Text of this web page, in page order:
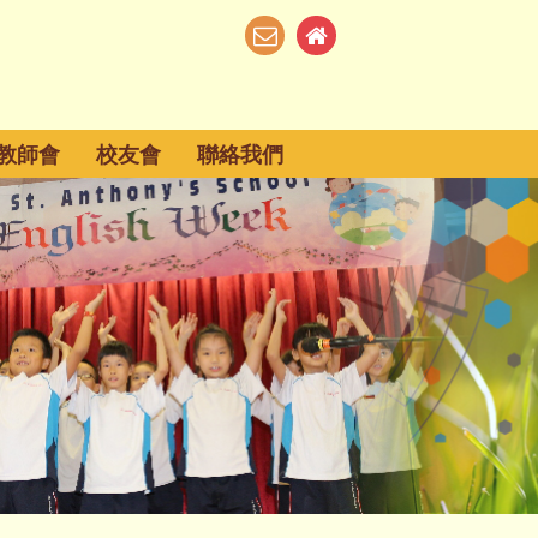
師會 校友會 聯絡我們